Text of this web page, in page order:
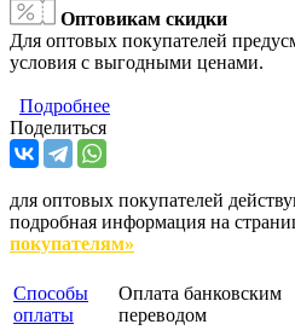
Оптовикам скидки
Для оптовых покупателей
условия с выгодными ценами.
Подробнее
Поделиться
для оптовых покупателей
подробная информация на
покупателям»
Способы
оплаты
Оплата банковским
переводом